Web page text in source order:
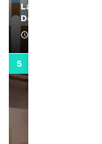
La rubrique santé
Docteur Makanda